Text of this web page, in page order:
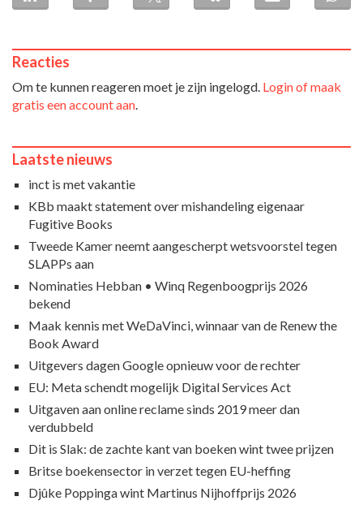
Reacties
Om te kunnen reageren moet je zijn ingelogd. Login of maak
gratis een account aan
Laatste nieuws
inct is met vakantie
KBb maakt statement over mishandeling eigenaar
Fugitive Books
Tweede Kamer neemt aangescherpt wetsvoorstel tegen
SLAPPs aan
Nominaties Hebban • Winq Regenboogprijs 2026
bekend
Maak kennis met WeDaVinci, winnaar van de Renew the
Book Award
Uitgevers dagen Google opnieuw voor de rechter
EU: Meta schendt mogelijk Digital Services Act
Uitgaven aan online reclame sinds 2019 meer dan
verdubbeld
Dit is Slak: de zachte kant van boeken wint twee prijzen
Britse boekensector in verzet tegen EU-heffing
Djûke Poppinga wint Martinus Nijhoffprijs 2026